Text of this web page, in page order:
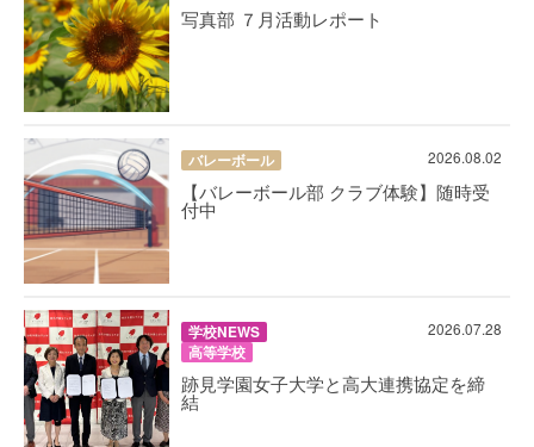
写真部 ７月活動レポート
バレーボール 2026.08.02
【バレーボール部 クラブ体験】随時受
付中
学校NEWS
高等学校
2026.07.28
跡見学園女子大学と高大連携協定を締
結